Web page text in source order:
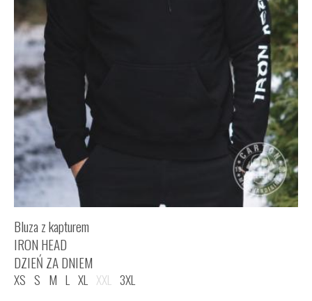
Bluza z kapturem
IRON HEAD
DZIEŃ ZA DNIEM
XS S M L XL XXL 3XL